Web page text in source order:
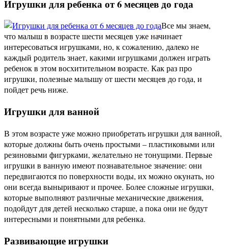
Игрушки для ребенка от 6 месяцев до года
Все мы знаем,
что малыш в возрасте шести месяцев уже начинает
интересоваться игрушками, но, к сожалению, далеко не
каждый родитель знает, какими игрушками должен играть
ребенок в этом восхитительном возрасте. Как раз про
игрушки, полезные малышу от шести месяцев до года, и
пойдет речь ниже.
Игрушки для ванной
В этом возрасте уже можно приобретать игрушки для ванной,
которые должны быть очень простыми – пластиковыми или
резиновыми фигурками, желательно не тонущими. Первые
игрушки в ванную имеют познавательное значение: они
передвигаются по поверхности воды, их можно окунать, но
они всегда выныривают и прочее. Более сложные игрушки,
которые выполняют различные механические движения,
подойдут для детей несколько старше, а пока они не будут
интересными и понятными для ребенка.
Развивающие игрушки